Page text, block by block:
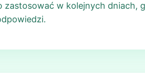
w kolejnych dniach,